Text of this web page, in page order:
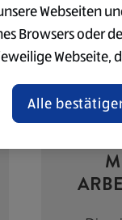
Webseiten
Browsers oder
Webseite,
und
Informationen
der
Alle